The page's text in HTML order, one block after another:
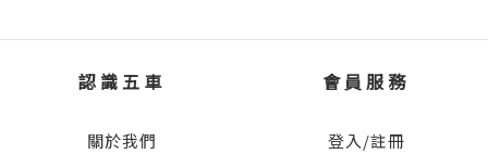
認識五車
關於我們
會員服務
登入/註冊